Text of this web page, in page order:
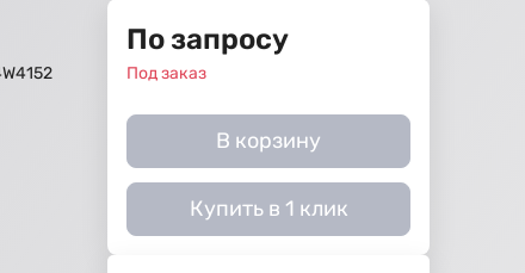
По запросу
Под заказ
В корзину
Купить в 1 клик